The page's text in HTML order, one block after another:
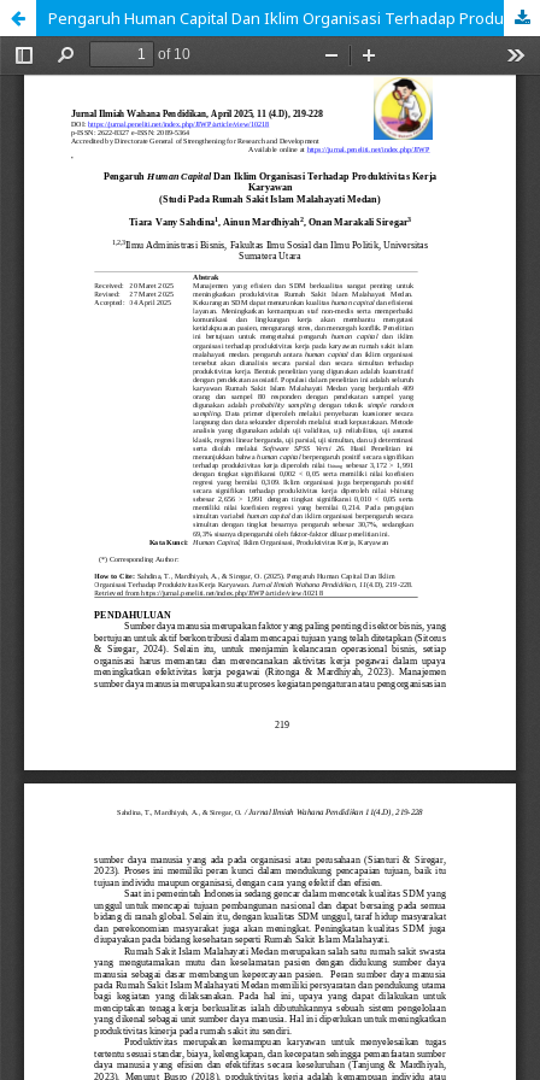
Pengaruh Human Capital Dan Iklim Organisasi Terhadap Produktivitas Kerja Karyawan